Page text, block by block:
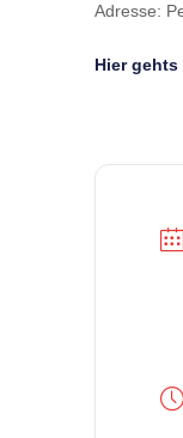
Adresse:
Hier